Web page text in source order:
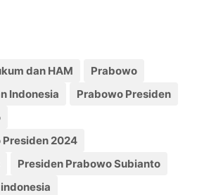
dan HAM
Prabowo
Indonesia
Prabowo Presiden
2024
Presiden Prabowo Subianto